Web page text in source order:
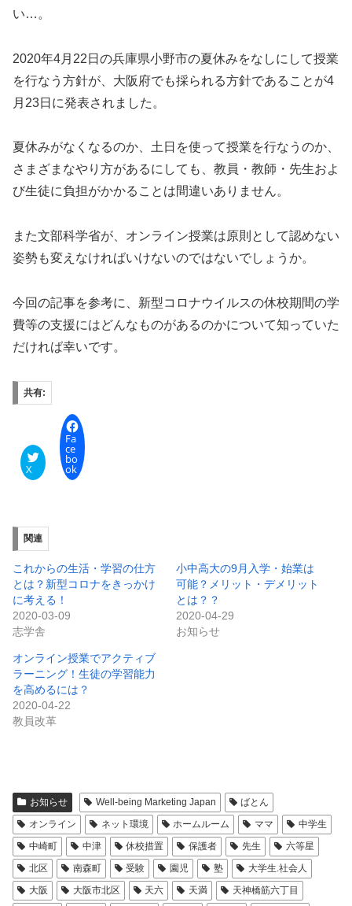
い…。
2020年4月22日の兵庫県小野市の夏休みをなしにして授業
を行なう方針が、大阪府でも採られる方針であることが4
月23日に発表されました。
夏休みがなくなるのか、土日を使って授業を行なうのか、
さまざまなやり方があるにしても、教員・教師・先生およ
び生徒に負担がかかることは間違いありません。
また文部科学省が、オンライン授業は原則として認めない
姿勢も変えなければいけないのではないでしょうか。
今回の記事を参考に、新型コロナウイルスの休校期間の学
費等の支援にはどんなものがあるのかについて知っていた
だければ幸いです。
共有:
X
Fa
ce
bo
ok
関連
これからの生活・学習の仕方
とは？新型コロナをきっかけ
に考える！
2020-03-09
志学舎
小中高大の9月入学・始業は
可能？メリット・デメリット
とは？？
2020-04-29
お知らせ
オンライン授業でアクティブ
ラーニング！生徒の学習能力
を高めるには？
2020-04-22
教員改革
お知らせ Well-being Marketing Japan
ばとん
オンライン
ネット環境 ホームルーム ママ
中学生
中崎町
中津 休校措置 保護者 先生
六等星
北区
南森町 受験 園児 塾
大学生.社会人
大阪
大阪市北区 天六 天満
天神橋筋六丁目